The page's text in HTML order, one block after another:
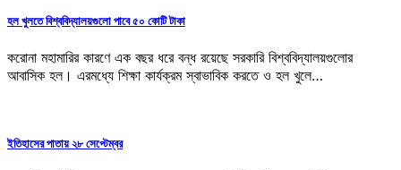
হল খুলতে বিশ্ববিদ্যালয়গুলো পাবে ৫০ কোটি টাকা
করোনা মহামারির কারণে এক বছর ধরে বন্ধ রয়েছে সরকারি বিশ্ববিদ্যালয়গুলোর
আবাসিক হল। এরমধ্যে শিক্ষা কার্যক্রম স্বাভাবিক করতে ও হল খুলে…
ইতিহাসের পাতায় ২৮ সেপ্টেম্বর